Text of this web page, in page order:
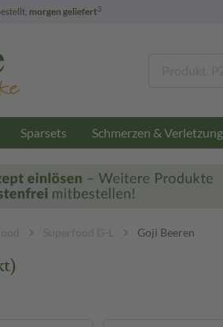
morgen geliefert3
Sparsets Schmerzen &
Superfood G-L Goji Beeren